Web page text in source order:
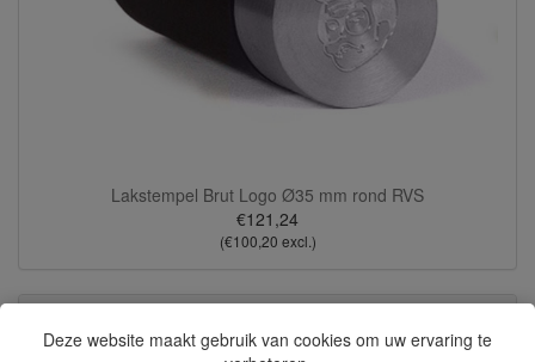
Deze website maakt gebruik van cookies om uw ervaring te
Lakstempel Brut Logo Ø35 mm rond RVS
€121,24
(€100,20 excl.)